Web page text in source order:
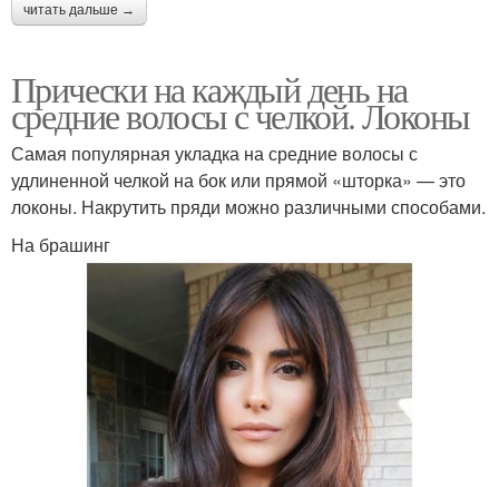
Мужские прически
вытянутого лица
волосы
Прически для тонких
Прически на
утонченные волосы
Женские прически
Прически на длинные
волосы
читать дальше →
Прически на каждый день на
средние волосы с челкой. Локоны
Самая популярная укладка на средние волосы с
удлиненной челкой на бок или прямой «шторка» — это
локоны. Накрутить пряди можно различными способами.
На брашинг